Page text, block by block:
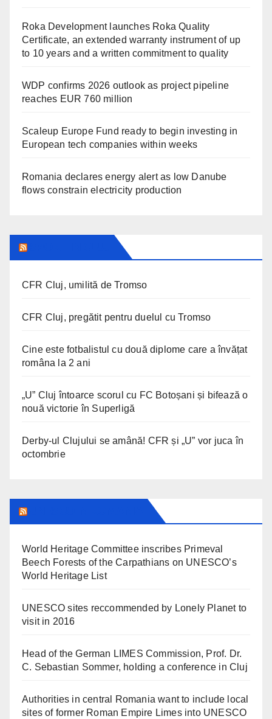
Roka Development launches Roka Quality
Certificate, an extended warranty instrument of up
to 10 years and a written commitment to quality
WDP confirms 2026 outlook as project pipeline
reaches EUR 760 million
Scaleup Europe Fund ready to begin investing in
European tech companies within weeks
Romania declares energy alert as low Danube
flows constrain electricity production
CFR Cluj, umilită de Tromso
CFR Cluj, pregătit pentru duelul cu Tromso
Cine este fotbalistul cu două diplome care a învățat
româna la 2 ani
„U” Cluj întoarce scorul cu FC Botoșani și bifează o
nouă victorie în Superligă
Derby-ul Clujului se amână! CFR și „U” vor juca în
octombrie
World Heritage Committee inscribes Primeval
Beech Forests of the Carpathians on UNESCO’s
World Heritage List
UNESCO sites reccommended by Lonely Planet to
visit in 2016
Head of the German LIMES Commission, Prof. Dr.
C. Sebastian Sommer, holding a conference in Cluj
Authorities in central Romania want to include local
sites of former Roman Empire Limes into UNESCO